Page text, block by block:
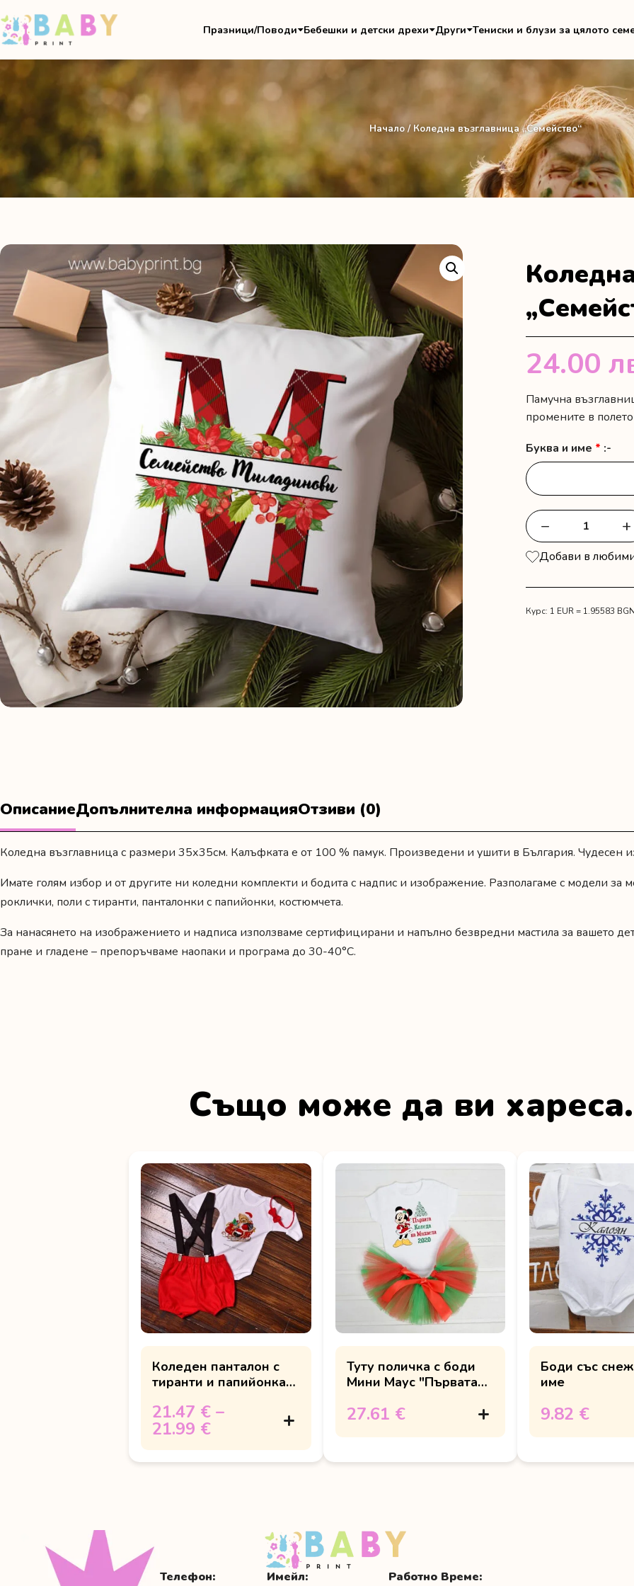
Празници/Поводи Бебешки и детски дрехи Други Тениски и блузи за цялото
Начало/ Коледна възглавница „Семейство“
24.00
Памучна
промените в
Буква и име * :-
количество
за
Коледна
"Семейство"
− +
Добави в
Курс: 1 EUR = 1.95583
ОписаниеДопълнителна информацияОтзиви (0)
Коледна възглавница с размери 35х35см. Калъфката е от 100 % памук. Произведени и ушити в България. Чудесен
Имате голям избор и от другите ни коледни комплекти и бодита с надпис и изображение. Разполагаме с модели за
роклички, поли с тиранти, панталонки с папийонки, костюмчета.
За нанасянето на изображението и надписа използваме сертифицирани и напълно безвредни мастила за вашето
пране и гладене – препоръчваме наопаки и програма до 30-40°C.
Също може да ви
Коледен панталон с
тиранти и папийонка
21.47 € –
21.99 €
Туту поличка с боди
Мини Маус "Първата
27.61 €
Боди със
име
9.82 €
Телефон:
Имейл:
Работно Време: